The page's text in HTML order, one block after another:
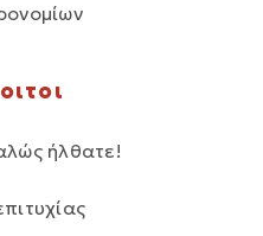
ήλθατε!